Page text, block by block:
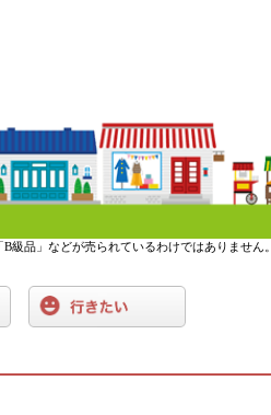
品」などが売られているわけではありません。